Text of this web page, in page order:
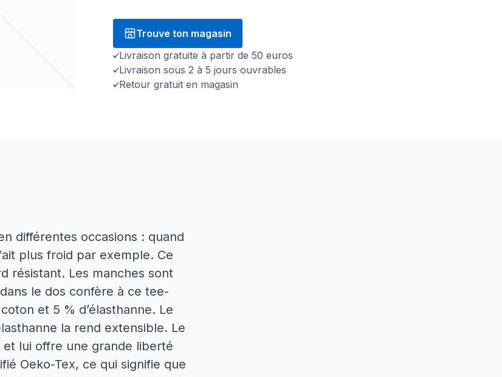
Trouve ton magasin
Livraison gratuite à partir de 50 euros
Livraison sous 2 à 5 jours ouvrables
Retour gratuit en magasin
différentes occasions : quand
plus froid par exemple. Ce
résistant. Les manches sont
le dos confère à ce tee-
et 5 % d’élasthanne. Le
la rend extensible. Le
et lui offre une grande liberté
Oeko-Tex, ce qui signifie que